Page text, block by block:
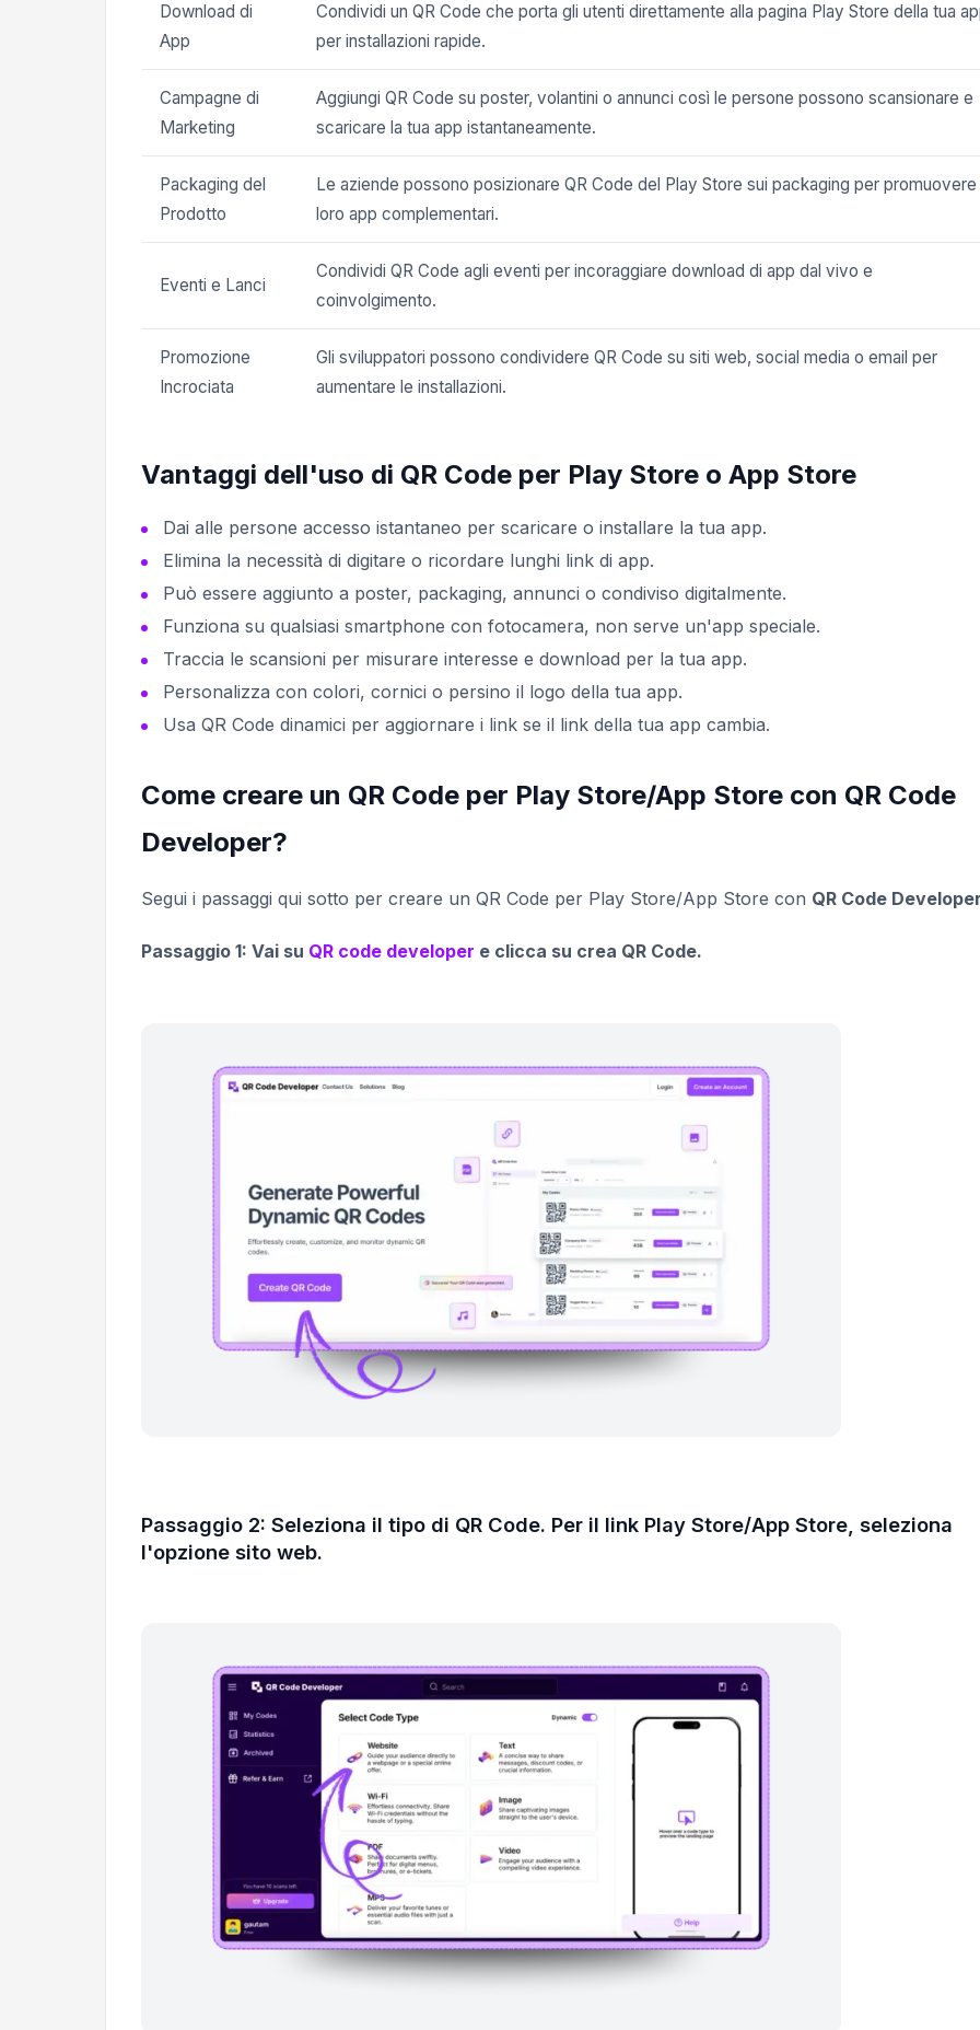
Download di
App
Condividi un QR Code che porta gli utenti direttamente alla pagina Play Store della tua
per installazioni rapide.
Campagne di
Marketing
Aggiungi QR Code su poster, volantini o annunci così le persone possono scansionare e
scaricare la tua app istantaneamente.
Packaging del
Prodotto
Le aziende possono posizionare QR Code del Play Store sui packaging per promuovere
loro app complementari.
Eventi e Lanci
Condividi QR Code agli eventi per incoraggiare download di app dal vivo e
coinvolgimento.
Promozione
Incrociata
Gli sviluppatori possono condividere QR Code su siti web, social media o email per
aumentare le installazioni.
Vantaggi dell'uso di QR Code per Play Store o App Store
Dai alle persone accesso istantaneo per scaricare o installare la tua app.
Elimina la necessità di digitare o ricordare lunghi link di app.
Può essere aggiunto a poster, packaging, annunci o condiviso digitalmente.
Funziona su qualsiasi smartphone con fotocamera, non serve un'app speciale.
Traccia le scansioni per misurare interesse e download per la tua app.
Personalizza con colori, cornici o persino il logo della tua app.
Usa QR Code dinamici per aggiornare i link se il link della tua app cambia.
Come creare un QR Code per Play Store/App Store con QR Code
Developer?
Segui i passaggi qui sotto per creare un QR Code per Play Store/App Store con QR Code
Passaggio 1: Vai su QR code developer e clicca su crea QR Code.
Passaggio 2: Seleziona il tipo di QR Code. Per il link Play Store/App Store, seleziona
l'opzione sito web.